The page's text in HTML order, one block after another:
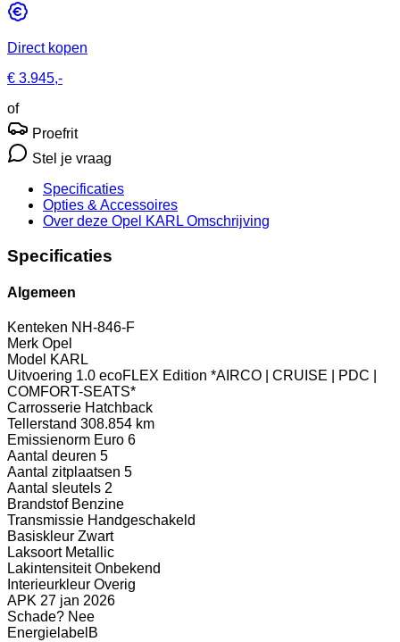
Direct kopen
€ 3.945,-
of
Proefrit
Stel je vraag
Specificaties
Opties & Accessoires
Over deze Opel KARL Omschrijving
Specificaties
Algemeen
Kenteken NH-846-F
Merk Opel
Model KARL
Uitvoering 1.0 ecoFLEX Edition *AIRCO | CRUISE | PDC |
COMFORT-SEATS*
Carrosserie Hatchback
Tellerstand 308.854 km
Emissienorm Euro 6
Aantal deuren 5
Aantal zitplaatsen 5
Aantal sleutels 2
Brandstof Benzine
Transmissie Handgeschakeld
Basiskleur Zwart
Laksoort Metallic
Lakintensiteit Onbekend
Interieurkleur Overig
APK 27 jan 2026
Schade? Nee
Energielabel B